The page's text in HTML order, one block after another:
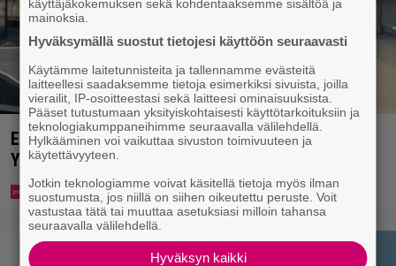
Eppu Normaalin viimeinen konsertti esitetään
Ylellä
käyttäjäkokemuksen sekä kohdentaaksemme sisältöä ja
mainoksia.
Hyväksymällä suostut tietojesi käyttöön seuraavasti
Käytämme laitetunnisteita ja tallennamme evästeitä
laitteellesi saadaksemme tietoja esimerkiksi sivuista, joilla
vierailit, IP-osoitteestasi sekä laitteesi ominaisuuksista.
Pääset tutustumaan yksityiskohtaisesti käyttötarkoituksiin ja
teknologiakumppaneihimme seuraavalla välilehdellä.
Hylkääminen voi vaikuttaa sivuston toimivuuteen ja
käytettävyyteen.
Jotkin teknologiamme voivat käsitellä tietoja myös ilman
suostumusta, jos niillä on siihen oikeutettu peruste. Voit
vastustaa tätä tai muuttaa asetuksiasi milloin tahansa
seuraavalla välilehdellä.
Hyväksyn kaikki